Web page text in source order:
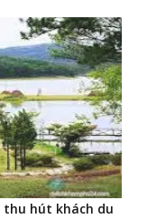
thu hút khách du